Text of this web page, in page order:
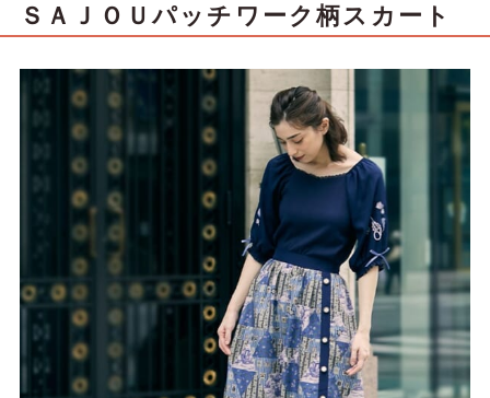
ＳＡＪＯＵパッチワーク柄スカート